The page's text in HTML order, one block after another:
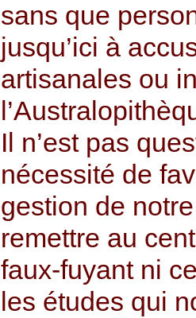
sans que
jusqu’ici à
artisanales ou
Il n’est pas
nécessité de
gestion de
remettre au
faux-fuyant ni
les études qui